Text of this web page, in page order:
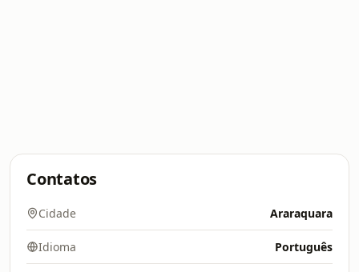
Contatos
Cidade Araraquara
Idioma Português